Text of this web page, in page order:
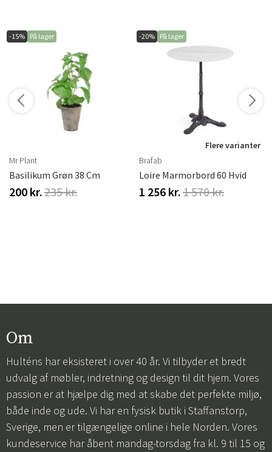
-15% På lager
Mr Plant
Basilikum Grøn 38 Cm
200 kr.235 kr.
-20% På lager
Flere varianter
Brafab
Loire Marmorbord 60 Hvid
1 256 kr.1 570 kr.
Om
Hulténs har eksisteret i over 40 år. Vi tilbyder et bredt
udvalg af møbler, indretning og design til dit hjem. Vores
passion er at hjælpe dig med at skabe det perfekte miljø,
både inde og ude. Vi har en fysisk butik i Staffanstorp,
Sverige, men er tilgængelige online i hele Norden. Vores
kundeservice har åbent mandag-torsdag fra kl. 9 til 15 og